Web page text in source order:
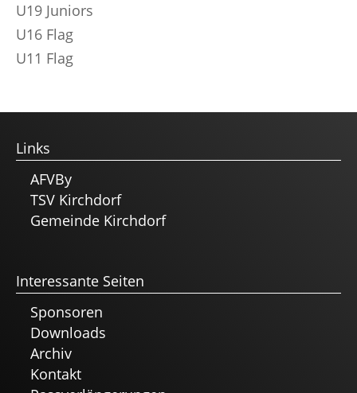
U19 Juniors
U16 Flag
U11 Flag
Links
AFVBy
TSV Kirchdorf
Gemeinde Kirchdorf
Interessante Seiten
Sponsoren
Downloads
Archiv
Kontakt